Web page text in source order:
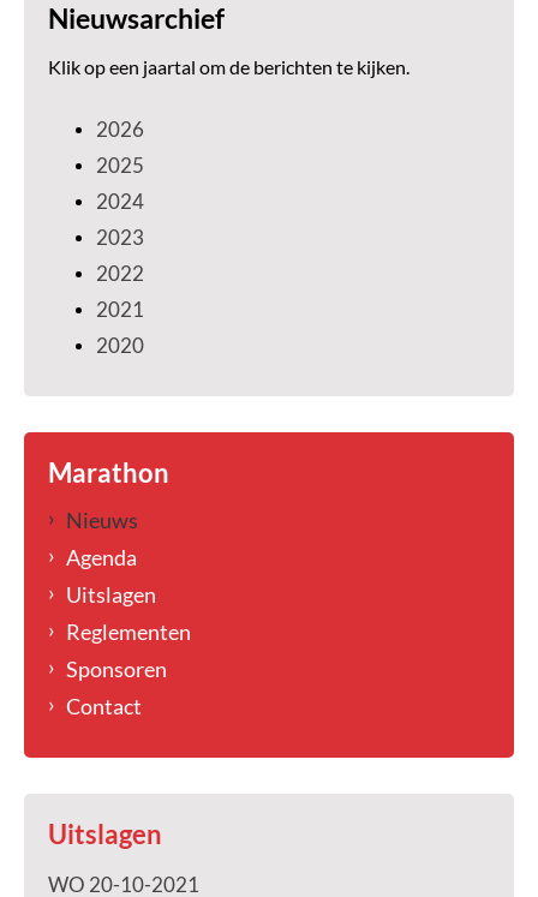
Nieuwsarchief
Klik op een jaartal om de berichten te kijken.
2026
2025
2024
2023
2022
2021
2020
Marathon
Nieuws
Agenda
Uitslagen
Reglementen
Sponsoren
Contact
Uitslagen
WO 20-10-2021